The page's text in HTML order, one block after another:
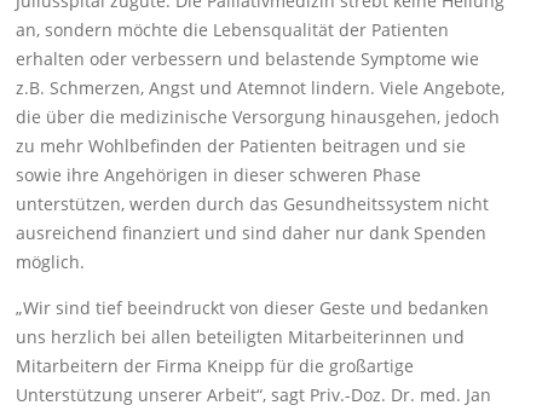
an, sondern möchte die Lebensqualität der Patienten
erhalten oder verbessern und belastende Symptome wie
z.B. Schmerzen, Angst und Atemnot lindern. Viele Angebote,
die über die medizinische Versorgung hinausgehen, jedoch
zu mehr Wohlbefinden der Patienten beitragen und sie
sowie ihre Angehörigen in dieser schweren Phase
unterstützen, werden durch das Gesundheitssystem nicht
ausreichend finanziert und sind daher nur dank Spenden
möglich.
„Wir sind tief beeindruckt von dieser Geste und bedanken
uns herzlich bei allen beteiligten Mitarbeiterinnen und
Mitarbeitern der Firma Kneipp für die großartige
Unterstützung unserer Arbeit“, sagt Priv.-Doz. Dr. med. Jan